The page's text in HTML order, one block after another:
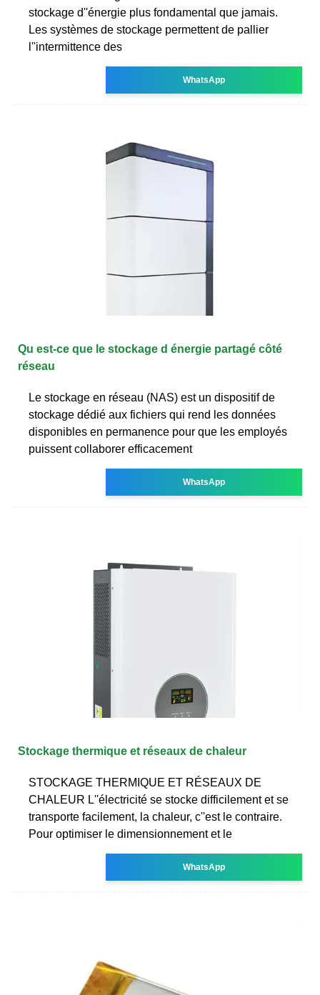
stockage d''énergie plus fondamental que jamais.
Les systèmes de stockage permettent de pallier
l''intermittence des
WhatsApp
Qu est-ce que le stockage d énergie partagé côté
réseau
Le stockage en réseau (NAS) est un dispositif de
stockage dédié aux fichiers qui rend les données
disponibles en permanence pour que les employés
puissent collaborer efficacement
WhatsApp
Stockage thermique et réseaux de chaleur
STOCKAGE THERMIQUE ET RÉSEAUX DE
CHALEUR L''électricité se stocke difficilement et se
transporte facilement, la chaleur, c''est le contraire.
Pour optimiser le dimensionnement et le
WhatsApp